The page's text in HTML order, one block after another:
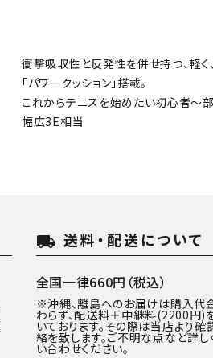
衝撃吸収性と反発性を併せ持つ、軽
「パワークッション」搭載。
これからテニスを始めたい初心者～
幅広3E相当
local_shipping 送料・配送について
全国一律660円（税込）
※沖縄、離島へのお届けは購入代
わらず、配送料＋中継料(2200円)
いております。その際は当店より確
絡を致します。ご不明な点など詳し
い合わせください。